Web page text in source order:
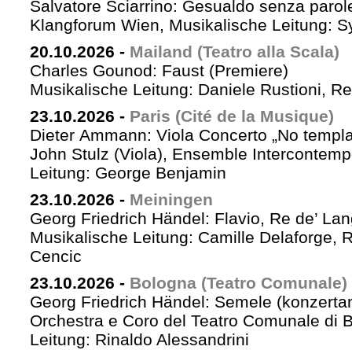
Salvatore Sciarrino: Gesualdo senza
Klangforum Wien, Musikalische Leitung:
20.10.2026 - Mailand (Teatro alla Scala)
Charles Gounod: Faust (Premiere)
Musikalische Leitung: Daniele Rustioni,
23.10.2026 - Paris (Cité de la Musique)
Dieter Ammann: Viola Concerto „No
John Stulz (Viola), Ensemble
Leitung: George Benjamin
23.10.2026 - Meiningen
Georg Friedrich Händel: Flavio, Re de’
Musikalische Leitung: Camille Delaforge,
Cencic
23.10.2026 - Bologna (Teatro Comunale)
Georg Friedrich Händel: Semele
Orchestra e Coro del Teatro Comunale di
Leitung: Rinaldo Alessandrini